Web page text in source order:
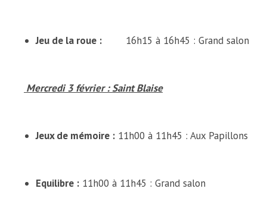
Jeu de la roue : 16h15 à 16h45 : Grand salon
Mercredi 3 février : Saint Blaise
Jeux de mémoire : 11h00 à 11h45 : Aux Papillons
Equilibre : 11h00 à 11h45 : Grand salon